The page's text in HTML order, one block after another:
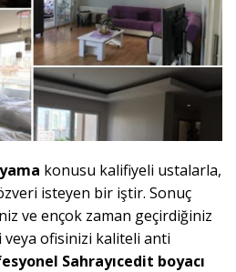
konusu kalifiyeli ustalarla,
isteyen bir iştir. Sonuç
ve ençok zaman geçirdiğiniz
veya ofisinizi kaliteli anti
Sahrayıcedit boyacı